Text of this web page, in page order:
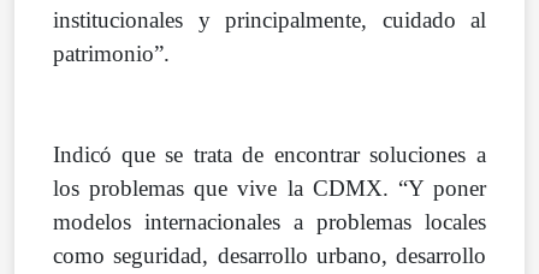
institucionales y principalmente, cuidado al
patrimonio”.
Indicó que se trata de encontrar soluciones a
los problemas que vive la CDMX. “Y poner
modelos internacionales a problemas locales
como seguridad, desarrollo urbano, desarrollo